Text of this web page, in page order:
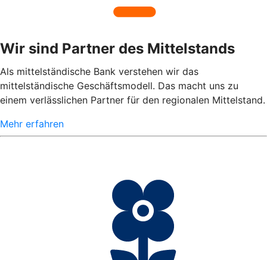
Wir sind Partner des Mittelstands
Als mittelständische Bank verstehen wir das
mittelständische Geschäftsmodell. Das macht uns zu
einem verlässlichen Partner für den regionalen Mittelstand.
Mehr erfahren